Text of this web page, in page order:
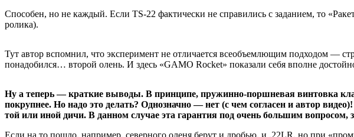
Способен, но не каждый. Если TS-22 фактически не справились с заданием, то
ролика).
Тут автор вспомнил, что эксперимент не отличается всеобъемлющим подходом —
понадобился… второй олень. И здесь «GAMO Rocket» показали себя вполне
Ну а теперь — краткие выводы. В принципе, пружинно-поршневая винтовка
покрупнее. Но надо это делать? Однозначно — нет (с чем согласен и автор
той или иной дичи. В данном случае эта гарантия под очень большим вопросом,
Если на то пошло, например, северного оленя берут и дробью, и .22LR, но при